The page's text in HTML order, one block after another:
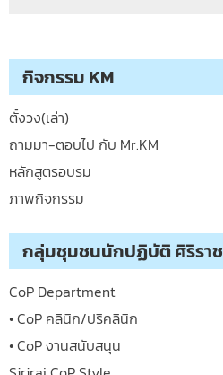
กิจกรรม KM
ตั้งวง(เล่า)
ถามมา-ตอบไป กับ Mr.KM
หลักสูตรอบรม
ภาพกิจกรรม
กลุ่มชุมชนนักปฏิบัติ ศิริราช
CoP Department
• CoP คลินิก/ปริคลินิก
• CoP งานสนับสนุน